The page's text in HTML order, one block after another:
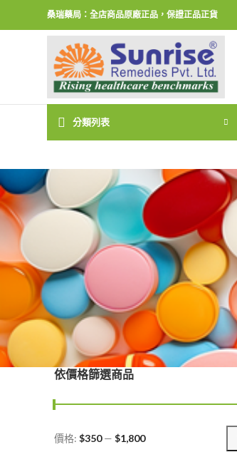
桑瑞藥局：全店商品原廠正品，保證正品正貨
分類列表
依價格篩選商品
最
最
價格: $350— $1,800